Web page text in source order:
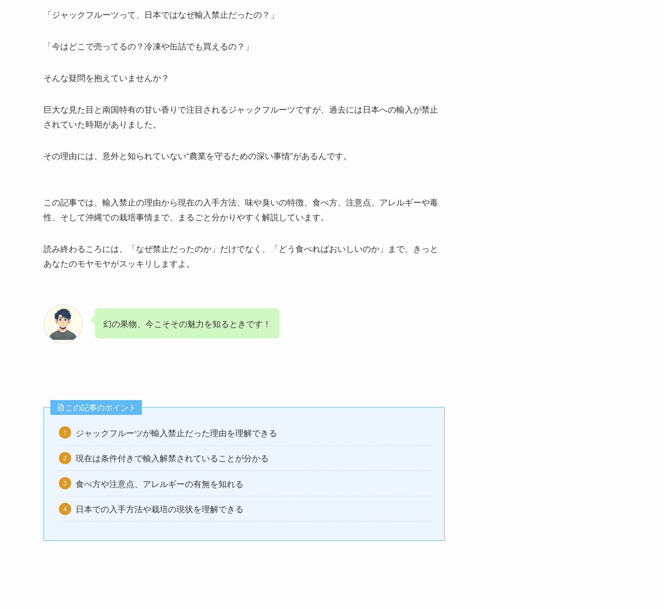
「ジャックフルーツって、日本ではなぜ輸入禁止だったの？」
「今はどこで売ってるの？冷凍や缶詰でも買えるの？」
そんな疑問を抱えていませんか？
巨大な見た目と南国特有の甘い香りで注目されるジャックフルーツですが、過去には日本への輸入が禁止
されていた時期がありました。
その理由には、意外と知られていない“農業を守るための深い事情”があるんです。
この記事では、輸入禁止の理由から現在の入手方法、味や臭いの特徴、食べ方、注意点、アレルギーや毒
性、そして沖縄での栽培事情まで、まるごと分かりやすく解説しています。
読み終わるころには、「なぜ禁止だったのか」だけでなく、「どう食べればおいしいのか」まで、きっと
あなたのモヤモヤがスッキリしますよ。
幻の果物、今こそその魅力を知るときです！
この記事のポイント
ジャックフルーツが輸入禁止だった理由を理解できる
現在は条件付きで輸入解禁されていることが分かる
食べ方や注意点、アレルギーの有無を知れる
日本での入手方法や栽培の現状を理解できる